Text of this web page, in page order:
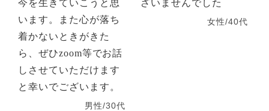
今を生きていこうと思
います。また心が落ち
着かないときがきた
ら、ぜひzoom等でお話
しさせていただけます
と幸いでございます。
男性/30代
ざいませんでした
女性/40代